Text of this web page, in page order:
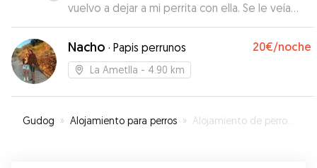
vuelvo a dejar a mi perrita con ella. Se le veía
contenta, muchas gracias”
Nacho · Papis perrunos 20€/noche
La Ametlla - 4.90 km
Gudog » Alojamiento para perros » Alojamiento de perros en Corró d'Avall